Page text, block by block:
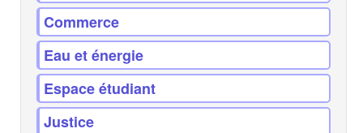
Commerce
Eau et énergie
Espace étudiant
Justice